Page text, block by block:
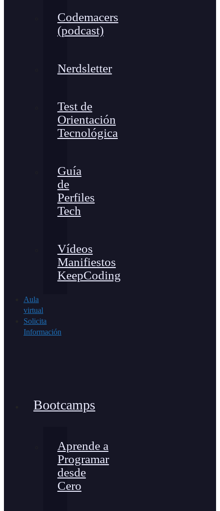
Codemacers
(podcast)
Nerdsletter
Test de
Orientación
Tecnológica
Guía
de
Perfiles
Tech
Vídeos
Manifiestos
KeepCoding
Aula
virtual
Solicita
Información
Bootcamps
Aprende a
Programar
desde
Cero